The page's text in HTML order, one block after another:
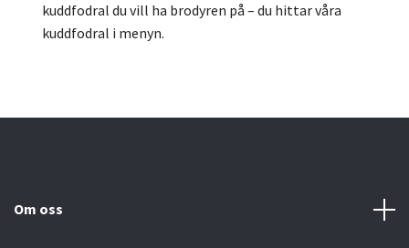
kuddfodral du vill ha brodyren på – du hittar våra
kuddfodral i menyn.
Om oss